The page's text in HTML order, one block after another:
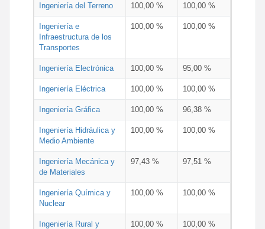
Ingeniería del Terreno 100,00 % 100,00 %
Ingeniería e
Infraestructura de los
Transportes
100,00 % 100,00 %
Ingeniería Electrónica 100,00 % 95,00 %
Ingeniería Eléctrica 100,00 % 100,00 %
Ingeniería Gráfica 100,00 % 96,38 %
Ingeniería Hidráulica y
Medio Ambiente
100,00 % 100,00 %
Ingeniería Mecánica y
de Materiales
97,43 % 97,51 %
Ingeniería Química y
Nuclear
100,00 % 100,00 %
Ingeniería Rural y
100,00 % 100,00 %